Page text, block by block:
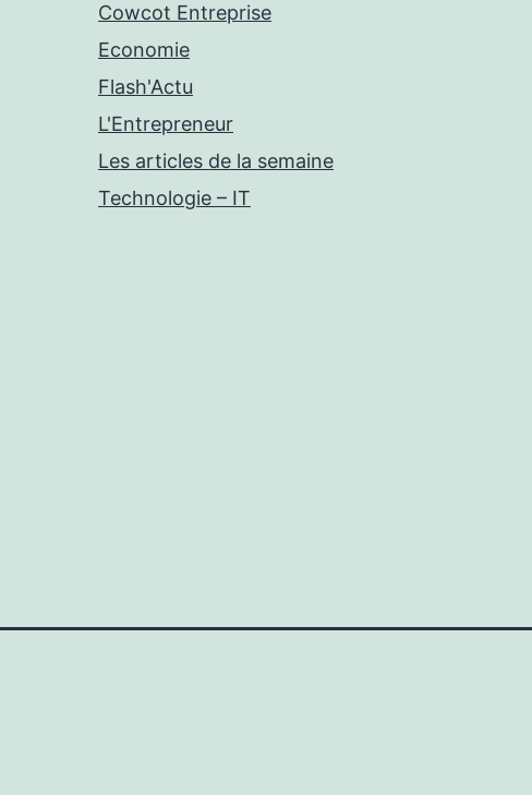
Cowcot Entreprise
Economie
Flash'Actu
L'Entrepreneur
Les articles de la semaine
Technologie – IT